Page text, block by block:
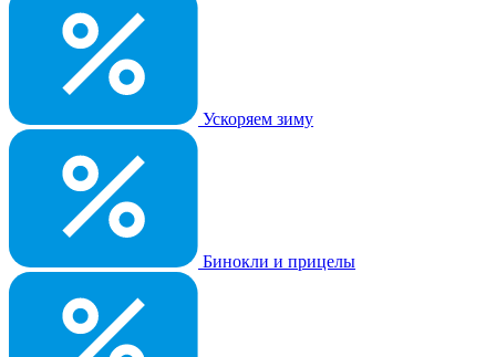
Ускоряем зиму
Бинокли и прицелы